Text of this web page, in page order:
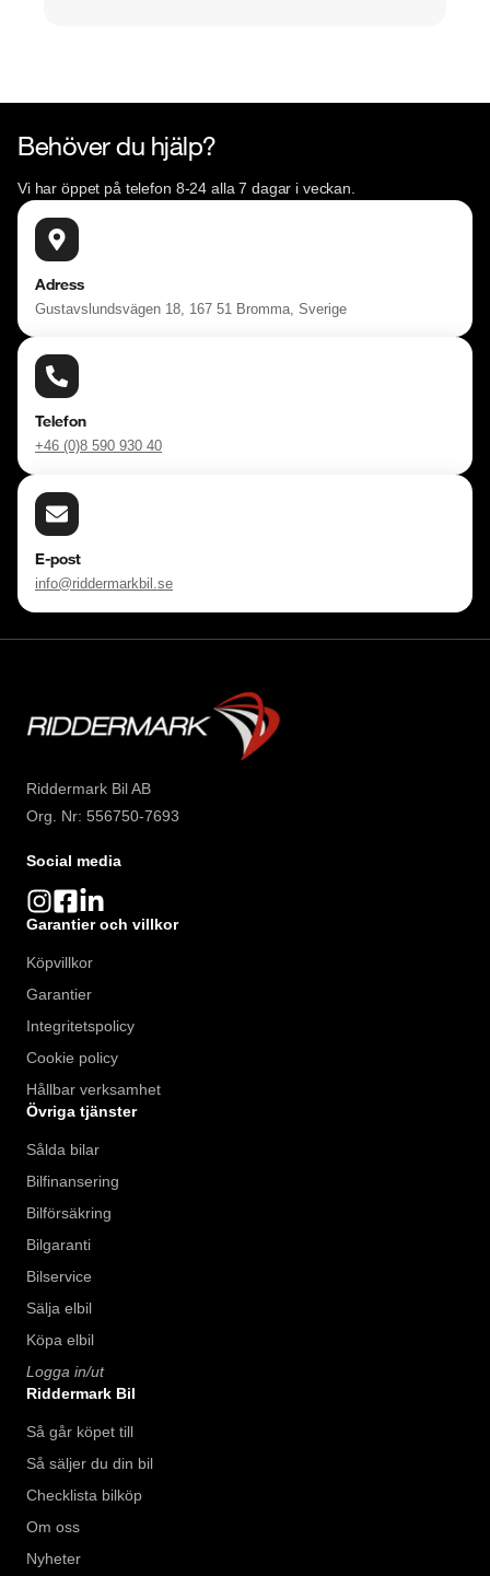
Behöver du hjälp?
Vi har öppet på telefon 8-24 alla 7 dagar i veckan.
Adress
Gustavslundsvägen 18, 167 51 Bromma, Sverige
Telefon
+46 (0)8 590 930 40
E-post
info@riddermarkbil.se
Riddermark Bil AB
Org. Nr: 556750-7693
Social media
Garantier och villkor
Köpvillkor
Garantier
Integritetspolicy
Cookie policy
Hållbar verksamhet
Övriga tjänster
Sålda bilar
Bilfinansering
Bilförsäkring
Bilgaranti
Bilservice
Sälja elbil
Köpa elbil
Logga in/ut
Riddermark Bil
Så går köpet till
Så säljer du din bil
Checklista bilköp
Om oss
Nyheter